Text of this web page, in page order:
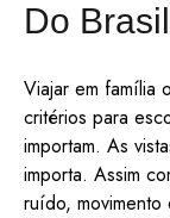
Do Brasil
Viajar em família
critérios para
importam. As
importa. Assim
ruído, movimento